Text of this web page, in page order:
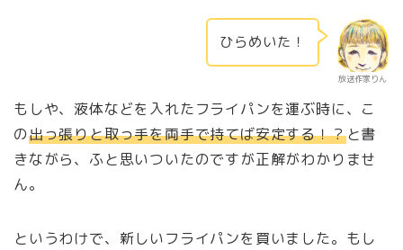
放送作家りん
ひらめいた！
もしや、液体などを入れたフライパンを運ぶ時に、こ
の出っ張りと取っ手を両手で持てば安定する！？と書
きながら、ふと思いついたのですが正解がわかりませ
ん。
というわけで、新しいフライパンを買いました。もし